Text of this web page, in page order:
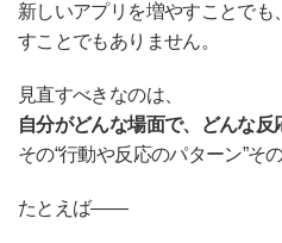
新しいアプリを増やすことで
すことでもありません。
見直すべきなのは、
自分がどんな場面で、どんな反
その“行動や反応のパターン”そ
たとえば――